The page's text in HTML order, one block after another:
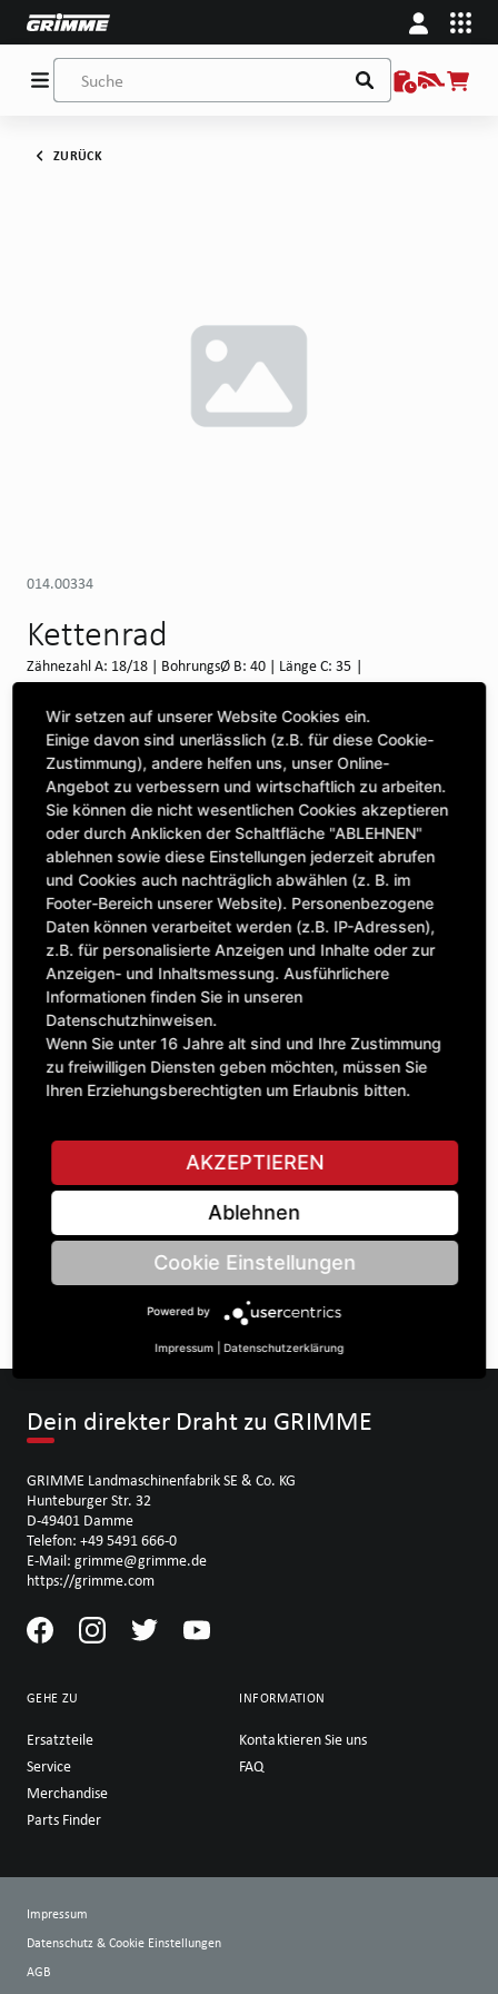
ZURÜCK
014.00334
Kettenrad
Zähnezahl A: 18/18 | BohrungsØ B: 40 | Länge C: 35 |
Verfügbar auf Anfrage (Swineshead)
WEITERE DEPOTS
Maschine auswählen, um Kompatibilität zu sehen
MASCHINE AUSWÄHLEN
CLICK & COLLECT
Bestellungen bei Deinem bevorzugten Standort abholen
STELLE EINE FRAGE
Spezifikationen
BESCHREIBUNG
KETTENRÄdeR ZWEIFACH ¾“ | Zähnezahl A: 18/18 |
BohrungsØ B: 40 | Länge C: 35 |
Dein direkter Draht zu GRIMME
GRIMME Landmaschinenfabrik SE & Co. KG
Hunteburger Str. 32
D-49401 Damme
Telefon: +49 5491 666-0
E-Mail: grimme@grimme.de
https://grimme.com
GEHE ZU
Ersatzteile
Service
Merchandise
Parts Finder
INFORMATION
Kontaktieren Sie uns
FAQ
Impressum
Datenschutz & Cookie Einstellungen
AGB
Wir setzen auf unserer Website Cookies ein.
Einige davon sind unerlässlich (z.B. für diese Cookie-
Zustimmung), andere helfen uns, unser Online-
Angebot zu verbessern und wirtschaftlich zu arbeiten.
Sie können die nicht wesentlichen Cookies akzeptieren
oder durch Anklicken der Schaltfläche "ABLEHNEN"
ablehnen sowie diese Einstellungen jederzeit abrufen
und Cookies auch nachträglich abwählen (z. B. im
Footer-Bereich unserer Website). Personenbezogene
Daten können verarbeitet werden (z.B. IP-Adressen),
z.B. für personalisierte Anzeigen und Inhalte oder zur
Anzeigen- und Inhaltsmessung. Ausführlichere
Informationen finden Sie in unseren
Datenschutzhinweisen.
Wenn Sie unter 16 Jahre alt sind und Ihre Zustimmung
zu freiwilligen Diensten geben möchten, müssen Sie
Ihren Erziehungsberechtigten um Erlaubnis bitten.
AKZEPTIEREN
Ablehnen
Cookie Einstellungen
Powered by
Impressum Datenschutzerklärung